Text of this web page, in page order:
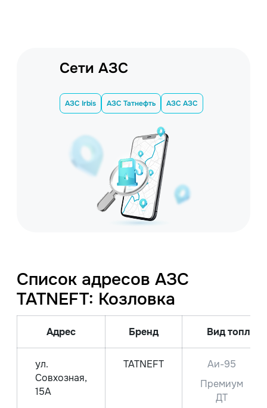
Сети АЗС
АЗС Irbis АЗС Татнефть АЗС АЗС
Список адресов АЗС
TATNEFT: Козловка
Адрес Бренд Вид
ул.
Совхозная,
15А
TATNEFT
Аи-95
Премиум
ДТ